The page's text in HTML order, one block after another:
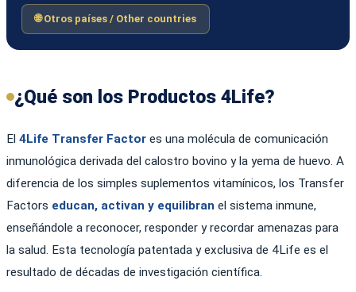
🌐 Otros países / Other countries
¿Qué son los Productos 4Life?
El 4Life Transfer Factor es una molécula de comunicación
inmunológica derivada del calostro bovino y la yema de huevo. A
diferencia de los simples suplementos vitamínicos, los Transfer
Factors educan, activan y equilibran el sistema inmune,
enseñándole a reconocer, responder y recordar amenazas para
la salud. Esta tecnología patentada y exclusiva de 4Life es el
resultado de décadas de investigación científica.